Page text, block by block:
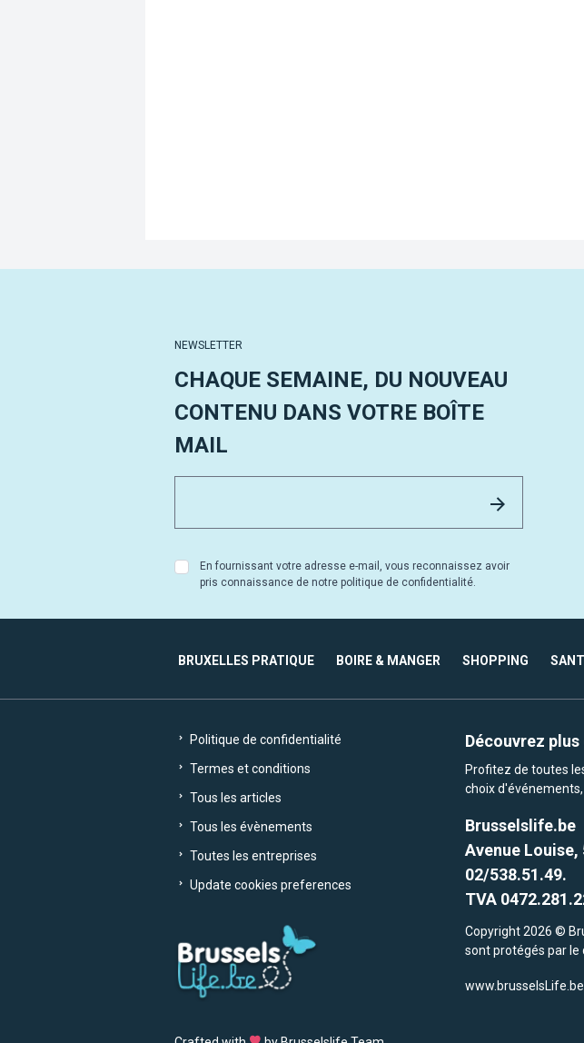
NEWSLETTER
CHAQUE SEMAINE, DU NOUVEAU
CONTENU DANS VOTRE BOÎTE
MAIL
En fournissant votre adresse e-mail, vous reconnaissez avoir
pris connaissance de notre politique de confidentialité.
BRUXELLES PRATIQUE BOIRE & MANGER SHOPPING
Politique de confidentialité
Termes et conditions
Tous les articles
Tous les évènements
Toutes les entreprises
Update cookies preferences
Découvrez
Profitez de toutes
choix
Brusselslife.be
Avenue Louise,
02/538.51.49.
TVA
Copyright 2026 ©
sont protégés par
www.brusselsLife.be